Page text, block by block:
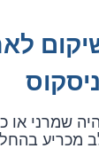
שמרני או
מכריע